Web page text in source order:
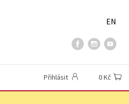
EN
Přihlásit 0 Kč